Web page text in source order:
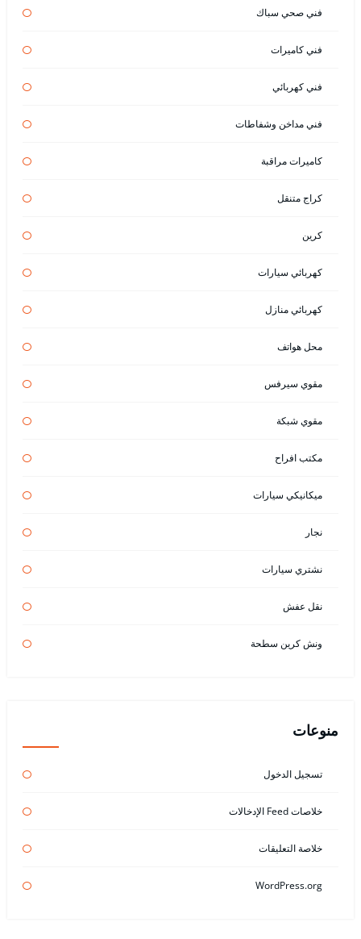
فني صحي سباك
فني كاميرات
فني كهربائي
فني مداخن وشفاطات
كاميرات مراقبة
كراج متنقل
كرين
كهربائي سيارات
كهربائي منازل
محل هواتف
مقوي سيرفس
مقوي شبكة
مكتب افراح
ميكانيكي سيارات
نجار
نشتري سيارات
نقل عفش
ونش كرين سطحة
منوعات
تسجيل الدخول
خلاصات Feed الإدخالات
خلاصة التعليقات
WordPress.org